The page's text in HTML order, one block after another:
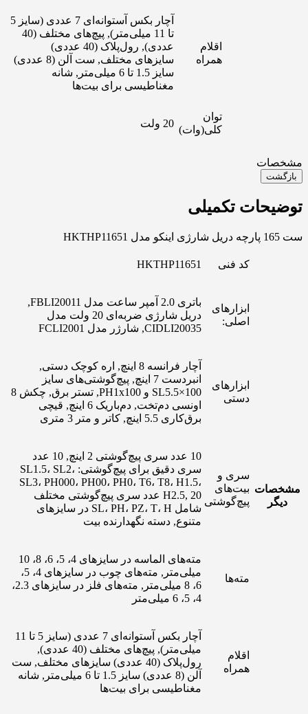
اقلام
همراه
آچار بکس آستوانه‌ای 7 عددی (سایز 5
تا 11 میلی‌متر), پیچ‌های مختلف (40
عددی), رول‌پلاک (40 عددی)
سایزهای مختلف, ست آلن (8 عددی)
سایز 1.5 تا 6 میلی‌متر, شانه
مغناطیسی برای بیت‌ها
توان
کلی(وات)
20 ولت
مشخصات
بازگشت
توضیحات تکمیلی
ست 165 پارچه دریل شارژی اینکو مدل HKTHP11651
مشخصات
دیگر
کد فنی HKTHP11651
ابزارهای
اصلی:
باتری 2.0 آمپر ساعت مدل FBLI20011,
دریل شارژی ضربه‌ای 20 ولت مدل
CIDLI20035, شارژر مدل FCLI2001
ابزارهای
دستی
آچار فرانسه 8 اینچ, اره کوچک دستی,
انبردست 7 اینچ, پیچ‌گوشتی‌های سایز
SL5.5×100 و PH1x100, تستر برق, چکش 8
اونسی دم‌تخت, دم‌باریک 6 اینچ, قیچی
برق‌کاری 5.5 اینچ, کاتر و متر 3 متری
سری و
بیت‌های
پیچ‌گوشتی
10 عدد سری پیچ‌گوشتی 2 اینچ, 10 عدد
سری دقیق برای پیچ‌گوشتی: SL1.5، SL2،
SL3، PH000، PH00، PH0، T6، T8، H1.5،
H2.5, 20 عدد سری پیچ‌گوشتی مختلف
شامل SL، PH، PZ، T، H در سایزهای
متنوع, دسته نگهدارنده بیت
مته‌ها
مته‌های الماسه در سایزهای 4، 5، 6، 8، 10
میلی‌متر, مته‌های چوب در سایزهای 4، 5،
6، 8 میلی‌متر, مته‌های فلز در سایزهای 2.3،
4، 5، 6 میلی‌متر
اقلام
همراه
آچار بکس آستوانه‌ای 7 عددی (سایز 5 تا 11
میلی‌متر), پیچ‌های مختلف (40 عددی),
رول‌پلاک (40 عددی) سایزهای مختلف, ست
آلن (8 عددی) سایز 1.5 تا 6 میلی‌متر, شانه
مغناطیسی برای بیت‌ها